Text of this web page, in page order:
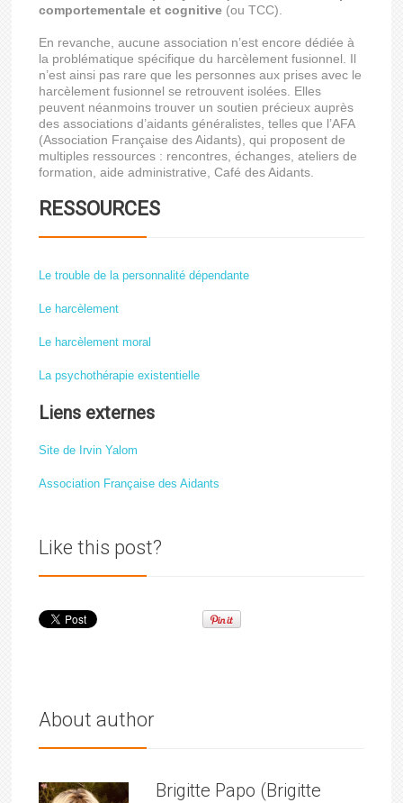
comportementale et cognitive (ou TCC).
En revanche, aucune association n’est encore dédiée à
la problématique spécifique du harcèlement fusionnel. Il
n’est ainsi pas rare que les personnes aux prises avec le
harcèlement fusionnel se retrouvent isolées. Elles
peuvent néanmoins trouver un soutien précieux auprès
des associations d’aidants généralistes, telles que l’AFA
(Association Française des Aidants), qui proposent de
multiples ressources : rencontres, échanges, ateliers de
formation, aide administrative, Café des Aidants.
RESSOURCES
Le trouble de la personnalité dépendante
Le harcèlement
Le harcèlement moral
La psychothérapie existentielle
Liens externes
Site de Irvin Yalom
Association Française des Aidants
Like this post?
About author
Brigitte Papo (Brigitte